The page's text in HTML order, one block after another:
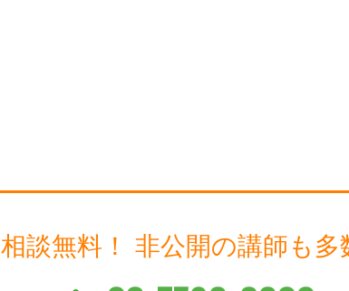
相談無料！ 非公開の講師も多